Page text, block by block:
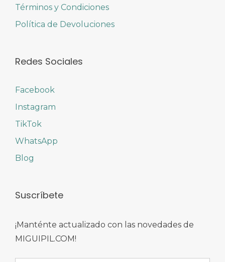
Términos y Condiciones
Política de Devoluciones
Redes Sociales
Facebook
Instagram
TikTok
WhatsApp
Blog
Suscríbete
¡Manténte actualizado con las novedades de
MIGUIPIL.COM!